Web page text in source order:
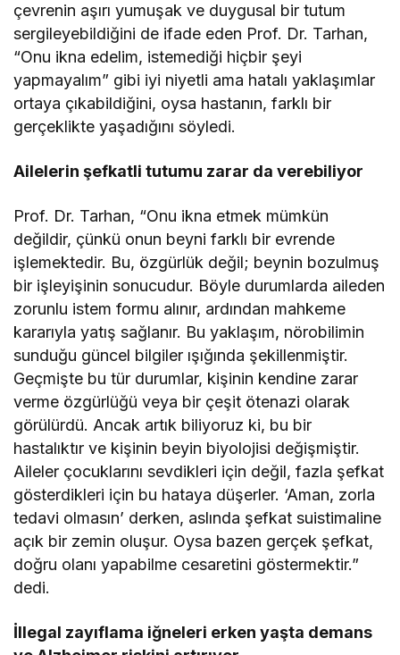
çevrenin aşırı yumuşak ve duygusal bir tutum
sergileyebildiğini de ifade eden Prof. Dr. Tarhan,
“Onu ikna edelim, istemediği hiçbir şeyi
yapmayalım” gibi iyi niyetli ama hatalı yaklaşımlar
ortaya çıkabildiğini, oysa hastanın, farklı bir
gerçeklikte yaşadığını söyledi.
Ailelerin şefkatli tutumu zarar da verebiliyor
Prof. Dr. Tarhan, “Onu ikna etmek mümkün
değildir, çünkü onun beyni farklı bir evrende
işlemektedir. Bu, özgürlük değil; beynin bozulmuş
bir işleyişinin sonucudur. Böyle durumlarda aileden
zorunlu istem formu alınır, ardından mahkeme
kararıyla yatış sağlanır. Bu yaklaşım, nörobilimin
sunduğu güncel bilgiler ışığında şekillenmiştir.
Geçmişte bu tür durumlar, kişinin kendine zarar
verme özgürlüğü veya bir çeşit ötenazi olarak
görülürdü. Ancak artık biliyoruz ki, bu bir
hastalıktır ve kişinin beyin biyolojisi değişmiştir.
Aileler çocuklarını sevdikleri için değil, fazla şefkat
gösterdikleri için bu hataya düşerler. ‘Aman, zorla
tedavi olmasın’ derken, aslında şefkat suistimaline
açık bir zemin oluşur. Oysa bazen gerçek şefkat,
doğru olanı yapabilme cesaretini göstermektir.”
dedi.
İllegal zayıflama iğneleri erken yaşta demans